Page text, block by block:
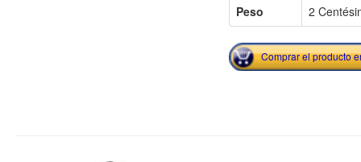
Peso
2
Comprar el producto